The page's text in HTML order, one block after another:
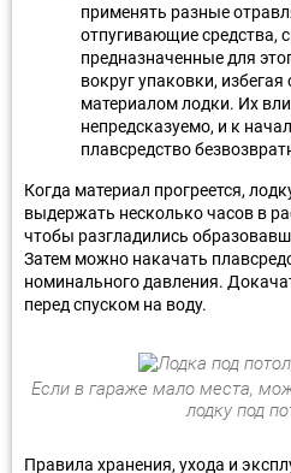
применять разные
отпугивающие средства,
предназначенные для
вокруг упаковки,
материалом лодки. Их
непредсказуемо, и к
плавсредство
Когда материал прогреется,
выдержать несколько часов в
чтобы разгладились
Затем можно накачать
номинального давления.
перед спуском на воду.
Если в гараже мало места,
лодку под
Правила хранения, ухода и